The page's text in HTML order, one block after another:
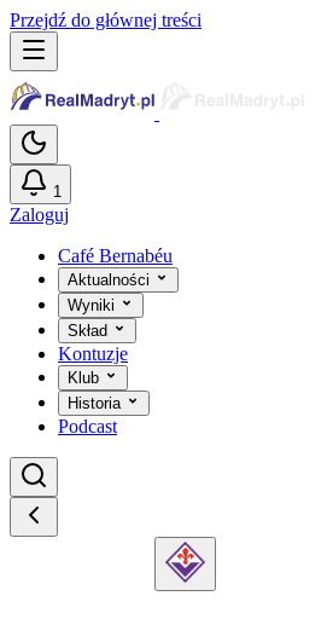
Przejdź do głównej treści
1
Zaloguj
Café Bernabéu
Aktualności
Wyniki
Skład
Kontuzje
Klub
Historia
Podcast